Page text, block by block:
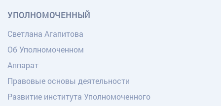
УПОЛНОМОЧЕННЫЙ
Светлана Агапитова
Об Уполномоченном
Аппарат
Правовые основы деятельности
Развитие института Уполномоченного